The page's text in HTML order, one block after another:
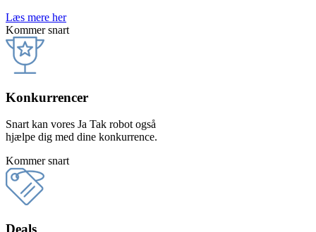
Læs mere her
Kommer snart
Konkurrencer
Snart kan vores Ja Tak robot også
hjælpe dig med dine konkurrence.
Kommer snart
Deals